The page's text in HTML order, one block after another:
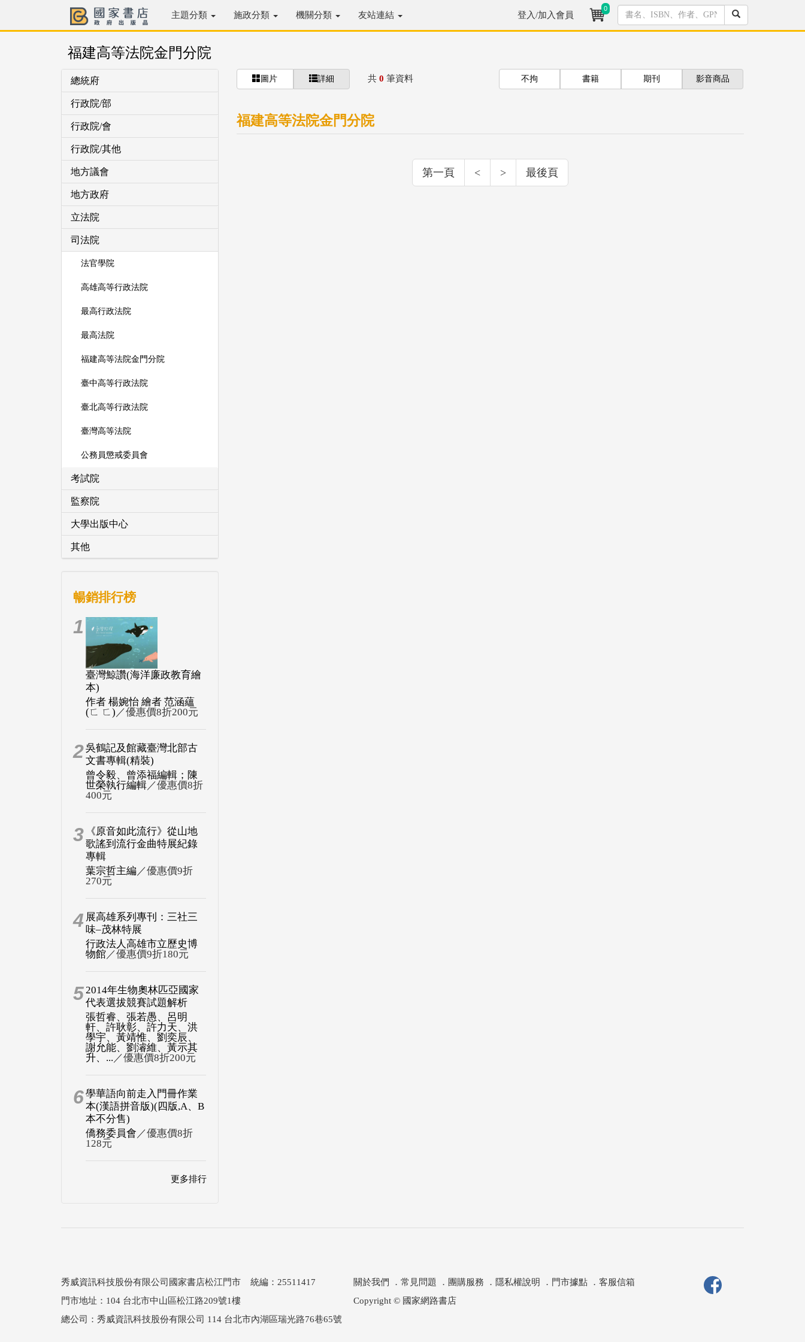
主題分類 施政分類 機關分類 友站連結 登入/加入會員
0
福建高等法院金門分院
總統府
行政院/部
行政院/會
行政院/其他
地方議會
地方政府
立法院
司法院
法官學院
高雄高等行政法院
最高行政法院
最高法院
福建高等法院金門分院
臺中高等行政法院
臺北高等行政法院
臺灣高等法院
公務員懲戒委員會
考試院
監察院
大學出版中心
其他
暢銷排行榜
1
臺灣鯨讚(海洋廉政教育繪
本)
作者 楊婉怡 繪者 范涵蘊
(ㄈ ㄈ) ／優惠價8折200元
2吳鶴記及館藏臺灣北部古
文書專輯(精裝)
曾令毅、曾添福編輯；陳
世榮執行編輯／優惠價8折
400元
3
《原音如此流行》從山地
歌謠到流行金曲特展紀錄
專輯
葉宗哲主編 ／優惠價9折
270元
4 展高雄系列專刊：三社三
味–茂林特展
行政法人高雄市立歷史博
物館／優惠價9折180元
52014年生物奧林匹亞國家
代表選拔競賽試題解析
張哲睿、張若愚、呂明
軒、許耿彰、許力天、洪
學宇、黃靖惟、劉奕辰、
謝允能、劉濬維、黃示其
升、... ／優惠價8折200元
6學華語向前走入門冊作業
本(漢語拼音版)(四版,A、B
本不分售)
僑務委員會 ／優惠價8折
128元
更多排行
圖片 詳細 共 0 筆資料 不拘 書籍 期刊 影音商品
福建高等法院金門分院
第一頁 < > 最後頁
秀威資訊科技股份有限公司國家書店松江門市 統編：25511417
門市地址：104 台北市中山區松江路209號1樓
關於我們 ． 常見問題 ． 團購服務 ． 隱私權說明 ． 門市據點． 客服信箱
Copyright © 國家網路書店
總公司：秀威資訊科技股份有限公司 114 台北市內湖區瑞光路76巷65號